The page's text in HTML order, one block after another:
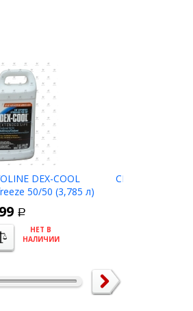
DEX-COOL
50/50 (3,785 л)
оранжевый)
Р
НЕТ В
НАЛИЧИИ
CHEVRON